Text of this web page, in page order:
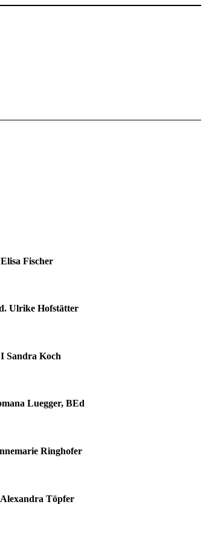
Fischer
Ulrike Hofstätter
Sandra Koch
Luegger, BEd
Ringhofer
Töpfer